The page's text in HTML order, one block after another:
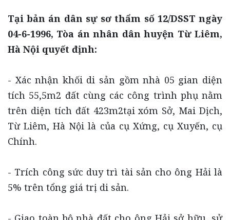
Tại bản án dân sự sơ thẩm số 12/DSST ngày
04-6-1996, Tòa án nhân dân huyện Từ Liêm,
Hà Nội quyết định:
- Xác nhận khối di sản gồm nhà 05 gian diện
tích 55,5m2 đất cùng các công trình phụ nằm
trên diện tích đất 423m2tại xóm Sở, Mai Dịch,
Từ Liêm, Hà Nội là của cụ Xứng, cụ Xuyến, cụ
Chính.
- Trích công sức duy trì tài sản cho ông Hải là
5% trên tổng giá trị di sản.